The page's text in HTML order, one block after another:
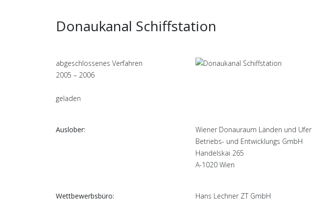
Donaukanal Schiffstation
abgeschlossenes Verfahren
2005 – 2006
geladen
Auslober:
Wiener Donauraum Länden und Ufer
Betriebs- und Entwicklungs GmbH
Handelskai 265
A-1020 Wien
Wettbewerbsbüro:
Hans Lechner ZT GmbH